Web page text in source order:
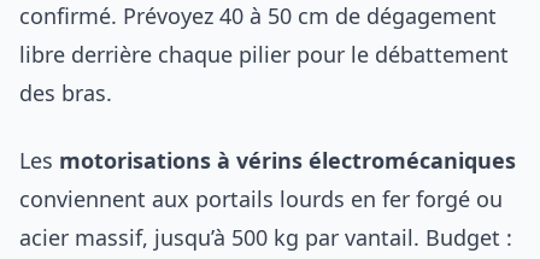
confirmé. Prévoyez 40 à 50 cm de dégagement
libre derrière chaque pilier pour le débattement
des bras.
Les motorisations à vérins électromécaniques
conviennent aux portails lourds en fer forgé ou
acier massif, jusqu’à 500 kg par vantail. Budget :